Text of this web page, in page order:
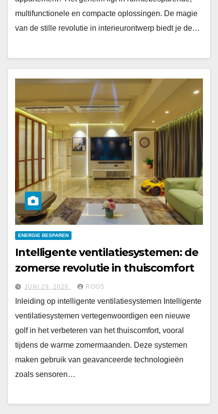
multifunctionele en compacte oplossingen. De magie
van de stille revolutie in interieurontwerp biedt je de…
ENERGIE BESPAREN
Intelligente ventilatiesystemen: de
zomerse revolutie in thuiscomfort
JUNI 29, 2026 ROOS
Inleiding op intelligente ventilatiesystemen Intelligente
ventilatiesystemen vertegenwoordigen een nieuwe
golf in het verbeteren van het thuiscomfort, vooral
tijdens de warme zomermaanden. Deze systemen
maken gebruik van geavanceerde technologieën
zoals sensoren…